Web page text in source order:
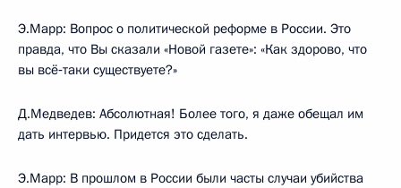
Э.Марр: Вопрос о политической реформе в России. Это
правда, что Вы сказали «Новой газете»: «Как здорово, что
вы всё‑таки существуете?»
Д.Медведев: Абсолютная! Более того, я даже обещал им
дать интервью. Придется это сделать.
Э.Марр: В прошлом в России были часты случаи убийства